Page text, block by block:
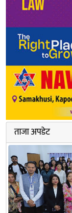
ताजा अपडेट